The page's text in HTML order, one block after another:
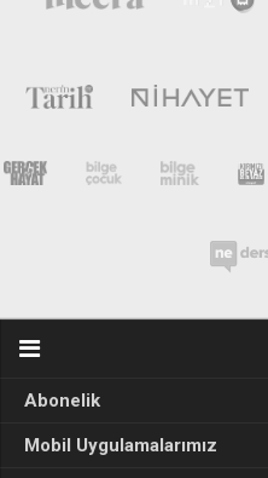
Abonelik
Mobil Uygulamalarımız